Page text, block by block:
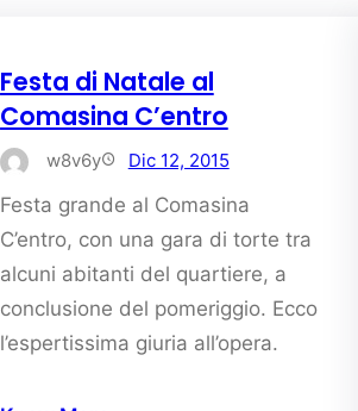
Festa di Natale al
Comasina C’entro
w8v6y Dic 12, 2015
Festa grande al Comasina
C’entro, con una gara di torte tra
alcuni abitanti del quartiere, a
conclusione del pomeriggio. Ecco
l’espertissima giuria all’opera.